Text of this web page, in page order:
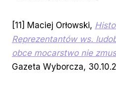
[11] Maciej Orłowski,
Reprezentantów ws.
obce mocarstwo nie
Gazeta Wyborcza,